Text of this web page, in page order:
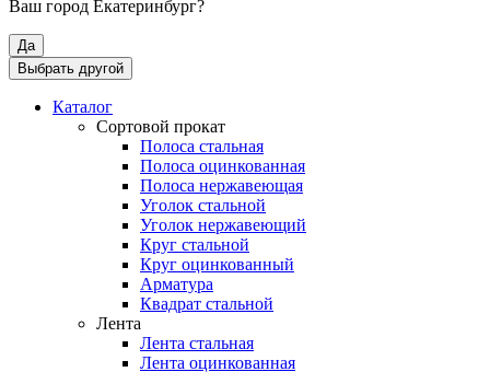
Ваш город Екатеринбург?
Да
Выбрать другой
Каталог
Сортовой прокат
Полоса стальная
Полоса оцинкованная
Полоса нержавеющая
Уголок стальной
Уголок нержавеющий
Круг стальной
Круг оцинкованный
Арматура
Квадрат стальной
Лента
Лента стальная
Лента оцинкованная